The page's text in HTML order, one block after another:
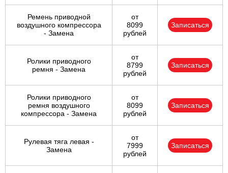
Ремень приводной
воздушного компрессора
- Замена
от
8099
рублей
Записаться
Ролики приводного
ремня - Замена
от
8799
рублей
Записаться
Ролики приводного
ремня воздушного
компрессора - Замена
от
8099
рублей
Записаться
Рулевая тяга левая -
Замена
от
7999
рублей
Записаться